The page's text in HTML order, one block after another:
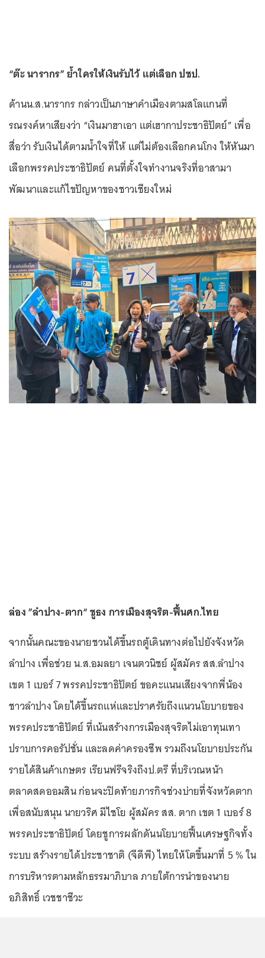
“ต๊ะ นารากร” ย้ำใครให้เงินรับไว้ แต่เลือก ปชป.
ด้านน.ส.นารากร กล่าวเป็นภาษาคำเมืองตามสโลแกนที่
รณรงค์หาเสียงว่า “เงินมาฮาเอา แต่เฮากาประชาธิปัตย์” เพื่อ
สื่อว่า รับเงินได้ตามน้ำใจที่ให้ แต่ไม่ต้องเลือกคนโกง ให้หันมา
เลือกพรรคประชาธิปัตย์ คนที่ตั้งใจทำงานจริงที่อาสามา
พัฒนาและแก้ไขปัญหาของชาวเชียงใหม่
ล่อง ”ลำปาง-ตาก“ ชูธง การเมืองสุจริต-ฟื้นศก.ไทย
จากนั้นคณะของนายชวนได้ขึ้นรถตู้เดินทางต่อไปยังจังหวัด
ลำปาง เพื่อช่วย น.ส.อมลยา เจนตวนิชย์ ผู้สมัคร สส.ลำปาง
เขต 1 เบอร์ 7 พรรคประชาธิปัตย์ ขอคะแนนเสียงจากพี่น้อง
ชาวลำปาง โดยได้ขึ้นรถแห่และปราศรัยถึงแนวนโยบายของ
พรรคประชาธิปัตย์ ที่เน้นสร้างการเมืองสุจริตไม่เอาทุนเทา
ปราบการคอรัปชั่น และลดค่าครองชีพ รวมถึงนโยบายประกัน
รายได้สินค้าเกษตร เรียนฟรีจริงถึงป.ตรี ที่บริเวณหน้า
ตลาดสดออมสิน ก่อนจะปิดท้ายภารกิจช่วงบ่ายที่จังหวัดตาก
เพื่อสนับสนุน นายวริศ มีไชโย ผู้สมัคร สส. ตาก เขต 1 เบอร์ 8
พรรคประชาธิปัตย์ โดยชูการผลักดันนโยบายฟื้นเศรษฐกิจทั้ง
ระบบ สร้างรายได้ประชาชาติ (จีดีพี) ไทยให้โตขึ้นมาที่ 5 % ใน
การบริหารตามหลักธรรมาภิบาล ภายใต้การนำของนาย
อภิสิทธิ์ เวชชาชีวะ